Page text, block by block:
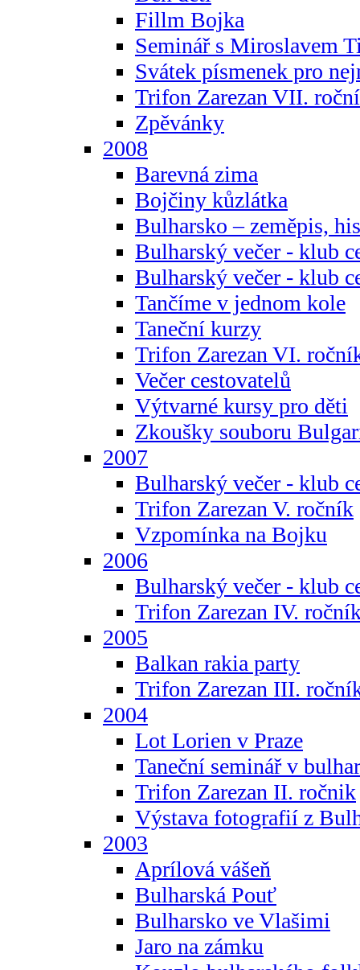
Fillm Bojka
Seminář s Miroslavem
Svátek písmenek pro
Trifon Zarezan VII.
Zpěvánky
2008
Barevná zima
Bojčiny kůzlátka
Bulharsko – zeměpis,
Bulharský večer - klub
Bulharský večer - klub
Tančíme v jednom kole
Taneční kurzy
Trifon Zarezan VI.
Večer cestovatelů
Výtvarné kursy pro děti
Zkoušky souboru
2007
Bulharský večer - klub
Trifon Zarezan V. ročník
Vzpomínka na Bojku
2006
Bulharský večer - klub
Trifon Zarezan IV.
2005
Balkan rakia party
Trifon Zarezan III.
2004
Lot Lorien v Praze
Taneční seminář v
Trifon Zarezan II. ročnik
Výstava fotografií z
2003
Aprílová vášeň
Bulharská Pouť
Bulharsko ve Vlašimi
Jaro na zámku